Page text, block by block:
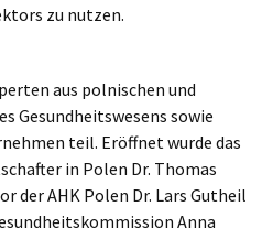
zu nutzen.
aus polnischen und
Gesundheitswesens sowie
teil. Eröffnet wurde das
in Polen Dr. Thomas
der AHK Polen Dr. Lars Gutheil
Anna